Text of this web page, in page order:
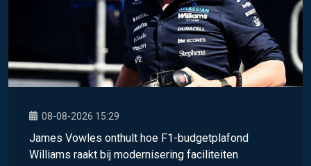
08-08-2026 15:29
James Vowles onthult hoe F1-budgetplafond
Williams raakt bij modernisering faciliteiten